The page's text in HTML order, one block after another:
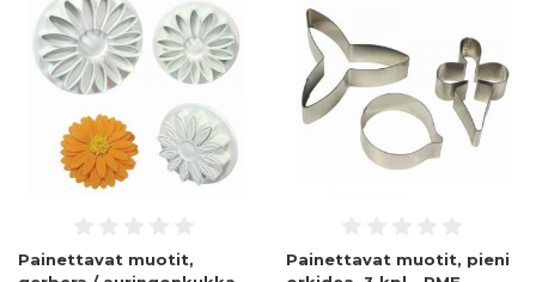
Painettavat muotit,
Painettavat muotit, pieni